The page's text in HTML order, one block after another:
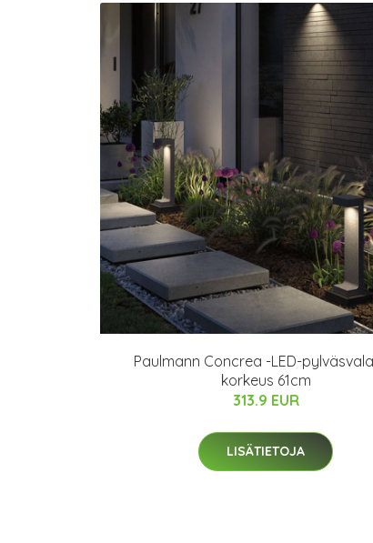
Paulmann Concrea -LED-
korkeus 61cm
313.9 EUR
LISÄTIETOJA